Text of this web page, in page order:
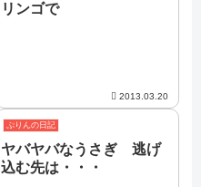
リンゴで
2013.03.20
ぷりんの日記
ヤバヤバなうさぎ 逃げ
込む先は・・・